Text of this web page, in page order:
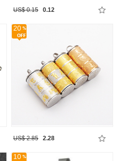
US$ 0.15 0.12
20
US$ 2.85 2.28
10